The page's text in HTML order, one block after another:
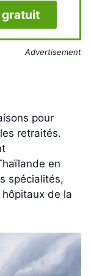
gratuit
Advertisement
pour
retraités.
en
spécialités,
de la